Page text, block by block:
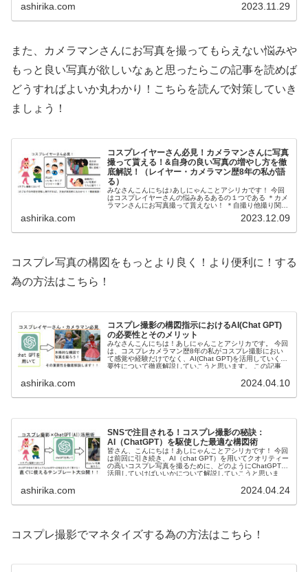
ashirika.com 2023.11.29
また、カメラマンさんにお写真を撮ってもらえない悩みや
もっと良い写真が欲しいなぁと思ったらこの記事を読めば
どうすればよいか丸わかり！こちらを読んで対策していき
ましょう！
コスプレイヤーさん必見！カメラマンさんに写真
撮って貰える！&自身の良い写真の増やし方を徹
底解説！（レイヤー・カメラマン歴8年の私が語
る）
みなさんこんにちは♪あしにゃんことアシリカです！ 今回
はコスプレイヤーさんの悩みあるあるの１つである ＊カメ
ラマンさんにお写真撮って貰えない！ ＊自撮り他撮り関係
ashirika.com 2023.12.09
コスプレ写真の構図をもっとより良く！より便利に！する
為の方法はこちら！
コスプレ撮影の構図指示におけるAI(Chat GPT)
の必要性とそのメリット
みなさんこんにちは！あしにゃんことアシリカです。 今回
は、コスプレカメラマン歴8年の私がコスプレ撮影におい
て感覚や経験だけでなく、AI(Chat GPT)を活用していく重
要性について徹底解説していこうと思います。 この記事
ashirika.com 2024.04.10
SNSで注目される！コスプレ撮影の秘訣：
AI（ChatGPT）を駆使した最適な構図術
皆さん、こんにちは！あしにゃんことアシリカです！ 今回
は前回に引き続き、AI（chat GPT）を用いてクオリティー
の高いコスプレ写真を撮るために、どのようにChatGPTを
活用していけばいいかについて解説していこうと思いま
ashirika.com 2024.04.24
コスプレ撮影でマネタイズする為の方法はこちら！